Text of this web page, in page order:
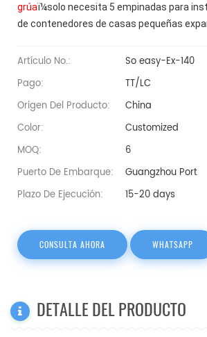
grúaï¼solo necesita 5 empinadas para
de contenedores de casas pequeñas
Artículo No.:
So easy-Ex-140
Pago:
TT/LC
Origen Del Producto:
China
Color:
Customized
MOQ:
6
Puerto De Embarque:
Guangzhou Port
Plazo De Ejecución:
15-20 days
CONSULTA AHORA WHATSAPP
DETALLE DEL PRODUCTO